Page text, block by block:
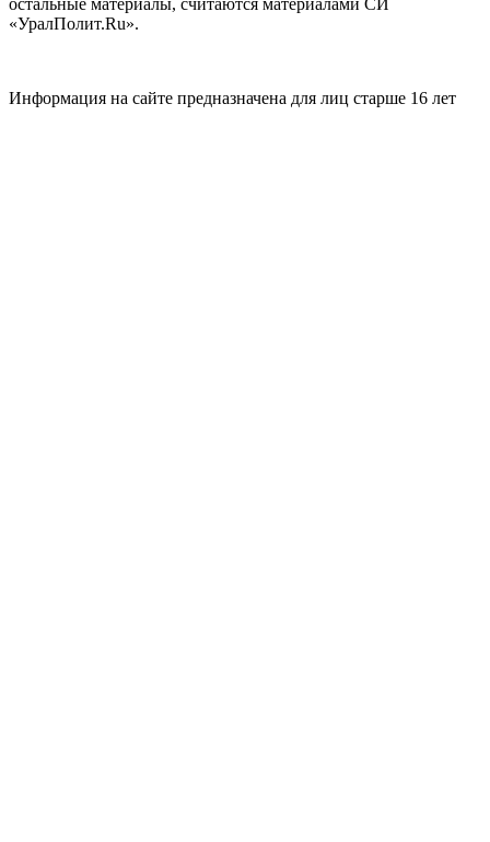
остальные материалы, считаются материалами СИ
«УралПолит.Ru».
Информация на сайте предназначена для лиц старше 16 лет